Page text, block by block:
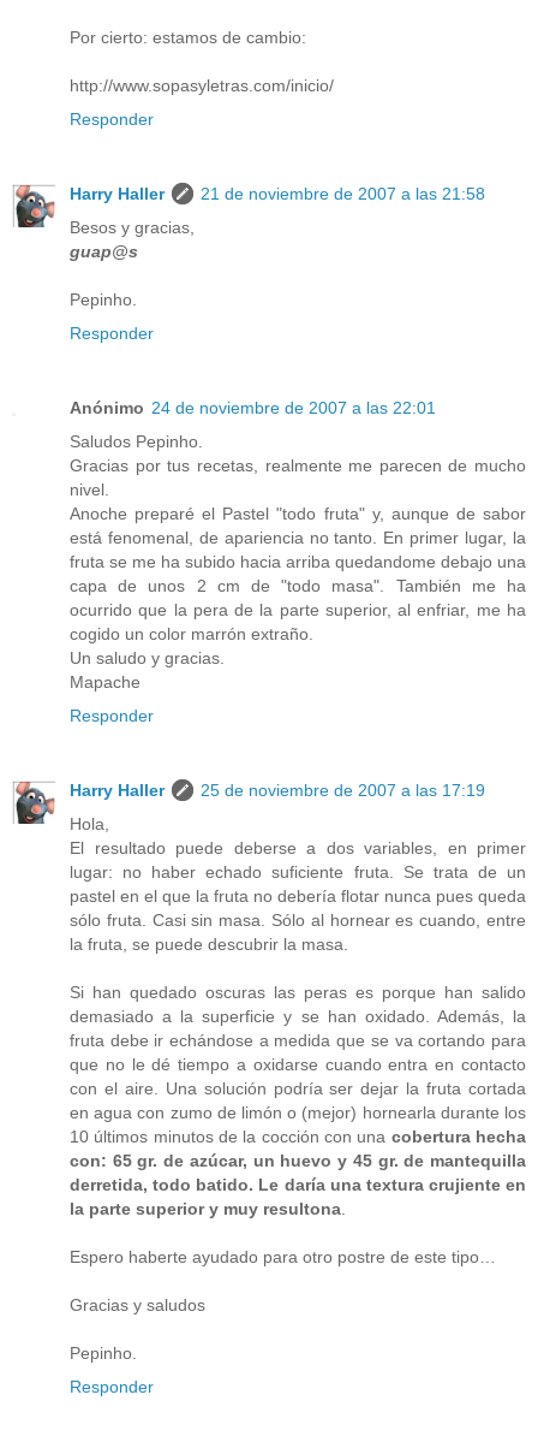
Por cierto: estamos de cambio:
http://www.sopasyletras.com/inicio/
Responder
Harry Haller
21 de noviembre de 2007 a las 21:58
Besos y gracias,
guap@s
Pepinho.
Responder
Anónimo 24 de noviembre de 2007 a las 22:01
Saludos Pepinho.
Gracias por tus recetas, realmente me parecen de mucho
nivel.
Anoche preparé el Pastel "todo fruta" y, aunque de sabor
está fenomenal, de apariencia no tanto. En primer lugar, la
fruta se me ha subido hacia arriba quedandome debajo una
capa de unos 2 cm de "todo masa". También me ha
ocurrido que la pera de la parte superior, al enfriar, me ha
cogido un color marrón extraño.
Un saludo y gracias.
Mapache
Responder
Harry Haller
25 de noviembre de 2007 a las 17:19
Hola,
El resultado puede deberse a dos variables, en primer
lugar: no haber echado suficiente fruta. Se trata de un
pastel en el que la fruta no debería flotar nunca pues queda
sólo fruta. Casi sin masa. Sólo al hornear es cuando, entre
la fruta, se puede descubrir la masa.
Si han quedado oscuras las peras es porque han salido
demasiado a la superficie y se han oxidado. Además, la
fruta debe ir echándose a medida que se va cortando para
que no le dé tiempo a oxidarse cuando entra en contacto
con el aire. Una solución podría ser dejar la fruta cortada
en agua con zumo de limón o (mejor) hornearla durante los
10 últimos minutos de la cocción con una cobertura hecha
con: 65 gr. de azúcar, un huevo y 45 gr. de mantequilla
derretida, todo batido. Le daría una textura crujiente en
la parte superior y muy resultona
Espero haberte ayudado para otro postre de este tipo…
Gracias y saludos
Pepinho.
Responder